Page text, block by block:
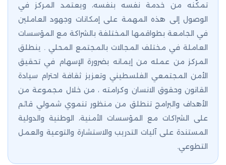
تمكّنه من خدمة نفسه بنفسه، ويعتمد المركز في
الوصول إلى هذه المهمة على إمكانات وجهود العاملين
في الجامعة بطواقمها المختلفة بالشراكة مع المؤسسات
العاملة في مختلف المجالات بالمجتمع المحلي . ينطلق
المركز من عمله من إيمانه بضرورة الإسهام في تحقيق
الأمن المجتمعي الفلسطيني وتعزيز ثقافة احترام سيادة
القانون وحقوق الانسان وكرامته ، من خلال مجموعة من
الأهداف والبرامج تنطلق من منظور تنموي شمولي قائم
على الشراكات مع المؤسسات الأمنية، الوطنية والدولية
المستندة على آليات التدريب والاستشارة والتوعية والعمل
التطوعي.